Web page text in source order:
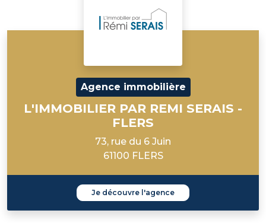
Agence immobilière
L'IMMOBILIER PAR REMI SERAIS -
FLERS
73, rue du 6 Juin
61100 FLERS
Je découvre l'agence